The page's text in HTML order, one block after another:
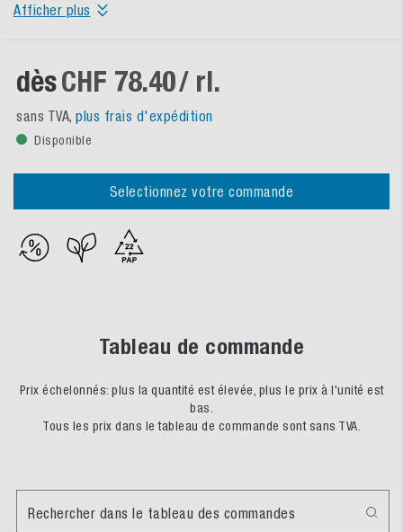
Afficher plus
dèsCHF 78.40/ rl.
sans TVA, plus frais d'expédition
Disponible
Selectionnez votre commande
Tableau de commande
Prix échelonnés: plus la quantité est élevée, plus le prix à l'unité est
bas.
Tous les prix dans le tableau de commande sont sans TVA.
Rechercher dans le tableau des commandes